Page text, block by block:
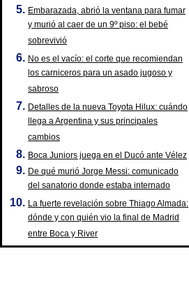
Embarazada, abrió la ventana para fumar
y murió al caer de un 9º piso: el bebé
sobrevivió
No es el vacío: el corte que recomiendan
los carniceros para un asado jugoso y
sabroso
Detalles de la nueva Toyota Hilux: cuándo
llega a Argentina y sus principales
cambios
Boca Juniors juega en el Ducó ante Vélez
De qué murió Jorge Messi: comunicado
del sanatorio donde estaba internado
La fuerte revelación sobre Thiago Almada:
dónde y con quién vio la final de Madrid
entre Boca y River